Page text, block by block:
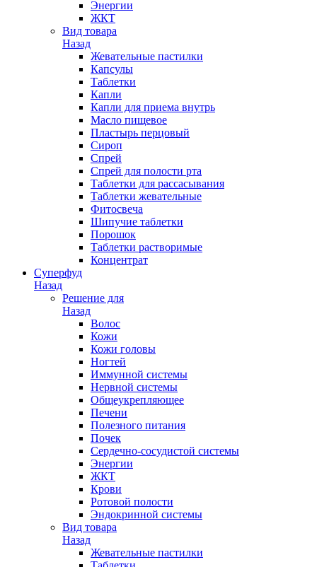
Энергии
ЖКТ
Вид товара
Назад
Жевательные пастилки
Капсулы
Таблетки
Капли
Капли для приема внутрь
Масло пищевое
Пластырь перцовый
Сироп
Спрей
Спрей для полости рта
Таблетки для рассасывания
Таблетки жевательные
Фитосвеча
Шипучие таблетки
Порошок
Таблетки растворимые
Концентрат
Суперфуд
Назад
Решение для
Назад
Волос
Кожи
Кожи головы
Ногтей
Иммунной системы
Нервной системы
Общеукрепляющее
Печени
Полезного питания
Почек
Сердечно-сосудистой системы
Энергии
ЖКТ
Крови
Ротовой полости
Эндокринной системы
Вид товара
Назад
Жевательные пастилки